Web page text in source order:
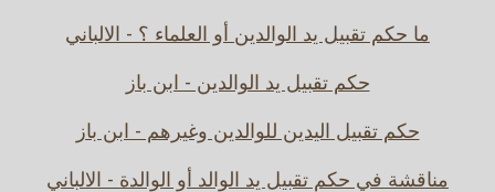
ما حكم تقبيل يد الوالدين أو العلماء ؟ - الالباني
حكم تقبيل يد الوالدين - ابن باز
حكم تقبيل اليدين للوالدين وغيرهم - ابن باز
مناقشة في حكم تقبيل يد الوالد أو الوالدة - الالباني